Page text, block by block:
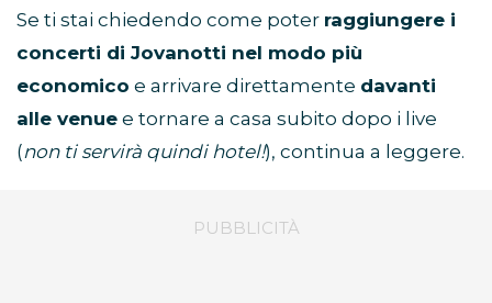
Se ti stai chiedendo come poter raggiungere i
concerti di Jovanotti nel modo più
economico e arrivare direttamente davanti
alle venue e tornare a casa subito dopo i live
(non ti servirà quindi hotel!), continua a leggere.